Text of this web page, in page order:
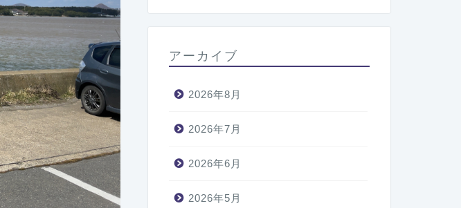
アーカイブ
2026年8月
2026年7月
2026年6月
2026年5月